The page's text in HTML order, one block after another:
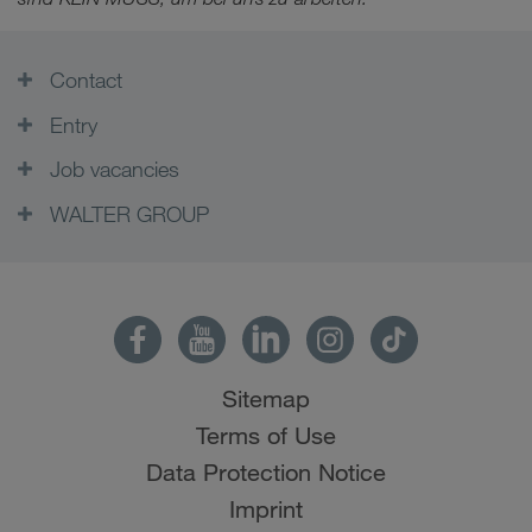
Contact
Entry
Job vacancies
WALTER GROUP
Sitemap
Terms of Use
Data Protection Notice
Imprint